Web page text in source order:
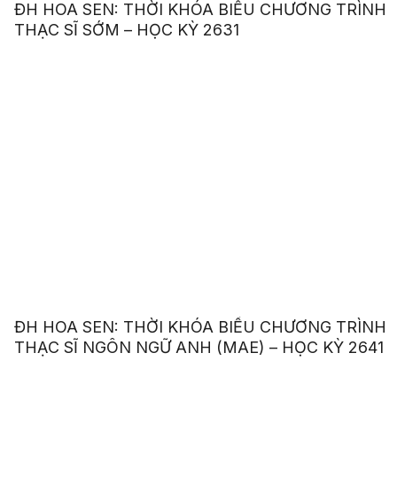
ĐH HOA SEN: THỜI KHÓA BIỂU CHƯƠNG TRÌNH
THẠC SĨ SỚM – HỌC KỲ 2631
ĐH HOA SEN: THỜI KHÓA BIỂU CHƯƠNG TRÌNH
THẠC SĨ NGÔN NGỮ ANH (MAE) – HỌC KỲ 2641